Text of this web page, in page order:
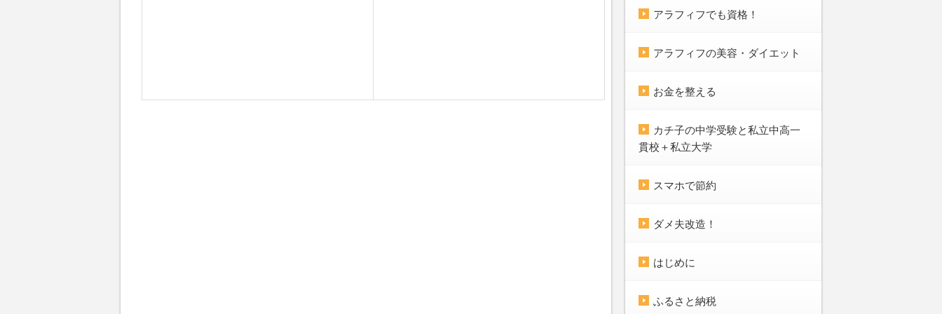
アラフィフでも資格！
アラフィフの美容・ダイエット
お金を整える
カチ子の中学受験と私立中高一
貫校＋私立大学
スマホで節約
ダメ夫改造！
はじめに
ふるさと納税